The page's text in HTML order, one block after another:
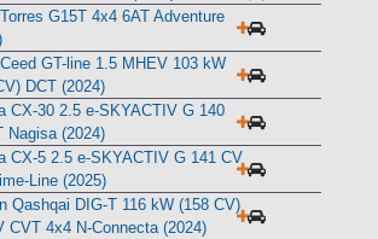
7 Exclusive 4x4 (2024)
G15T 4x4 6AT Adventure
GT-line 1.5 MHEV 103 kW
DCT (2024)
CX-30 2.5 e-SKYACTIV G 140
Nagisa (2024)
CX-5 2.5 e-SKYACTIV G 141 CV
Line (2025)
Qashqai DIG-T 116 kW (158 CV)